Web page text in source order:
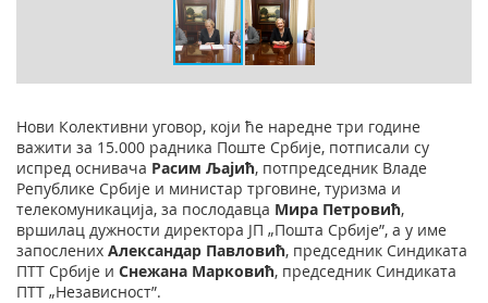
Нови Колективни уговор, који ће наредне три године
важити за 15.000 радника Поште Србије, потписали су
испред оснивача Расим Љајић, потпредседник Владе
Републике Србије и министар трговине, туризма и
телекомуникација, за послодавца Мира Петровић,
вршилац дужности директора ЈП „Пошта Србије”, а у име
запослених Александар Павловић, председник Синдиката
ПТТ Србије и Снежана Марковић, председник Синдиката
ПТТ „Независност”.